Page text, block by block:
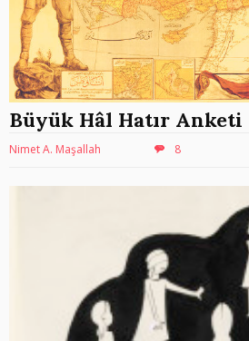
Büyük Hâl Hatır Anketi
Nimet A. Maşallah 8